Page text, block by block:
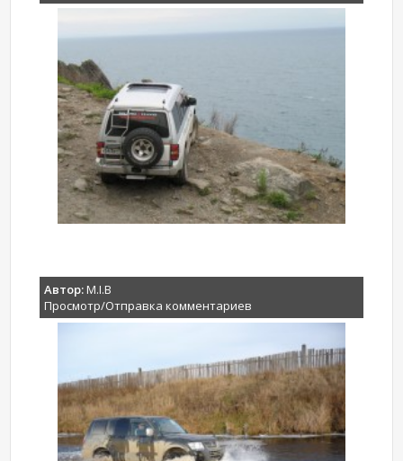
Автор:M.I.B
Просмотр/Отправка комментариев